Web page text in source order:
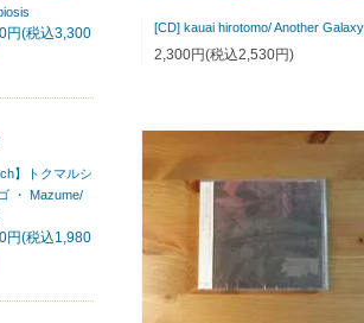
[CD] kauai hirotomo/ Another Galaxy
2,300円(税込2,530円)
円(税込3,300
】トクマルシ
・ Mazume/
円(税込1,980